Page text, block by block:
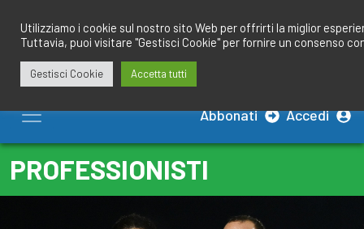
contenuto
Abbonati Accedi
PROFESSIONISTI
Utilizziamo i cookie sul nostro sito Web per offrirti la miglior
Tuttavia, puoi visitare "Gestisci Cookie" per fornire un consenso
Gestisci Cookie Accetta tutti